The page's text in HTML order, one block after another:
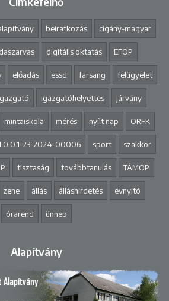
beiratkozás cigány-magyar
digitális oktatás EFOP
előadás essd farsang felügyelet
igazgatóhelyettes járvány
mintaiskola mérés nyílt nap ORFK
23-2024-00006 sport szakkör
tisztaság továbbtanulás TÁMOP
zene állás álláshirdetés évnyitó
órarend ünnep
Alapítvány